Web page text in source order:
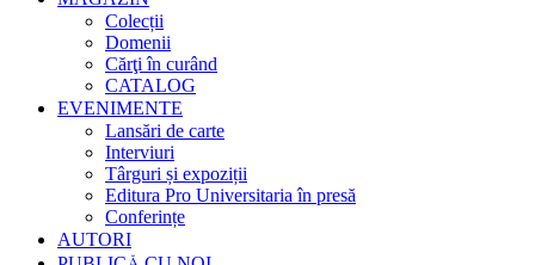
Colecții
Domenii
Cărţi în curând
CATALOG
EVENIMENTE
Lansări de carte
Interviuri
Târguri și expoziții
Editura Pro Universitaria în presă
Conferințe
AUTORI